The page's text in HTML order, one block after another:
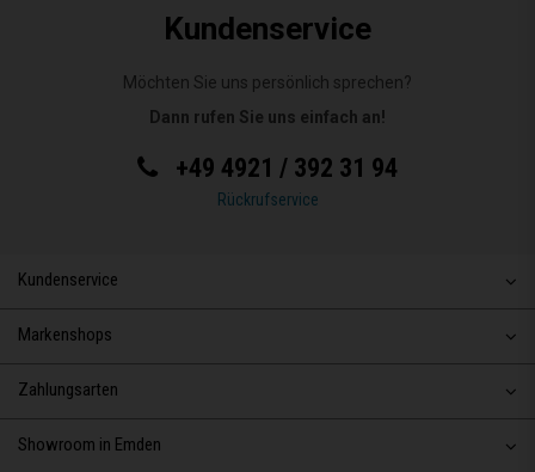
Kundenservice
Möchten Sie uns persönlich sprechen?
Dann rufen Sie uns einfach an!
+49 4921 / 392 31 94
Rückrufservice
Kundenservice
Markenshops
Zahlungsarten
Showroom in Emden